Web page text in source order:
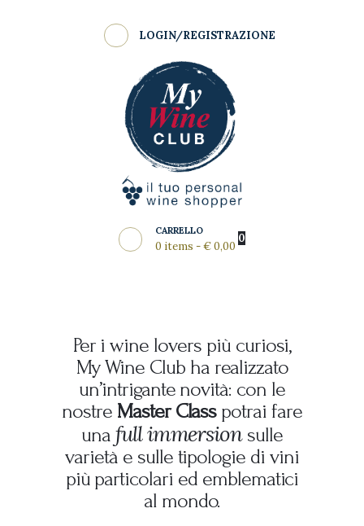
LOGIN/REGISTRAZIONE
CARRELLO
0 items -€ 0,00
0
MY WINE CLUB
Come Funziona
Per i wine lovers più curiosi,
My Wine Club ha realizzato
un’intrigante novità: con le
nostreMaster Classpotrai fare
una full immersionsulle
varietà e sulle tipologie di vini
più particolari ed emblematici
al mondo.